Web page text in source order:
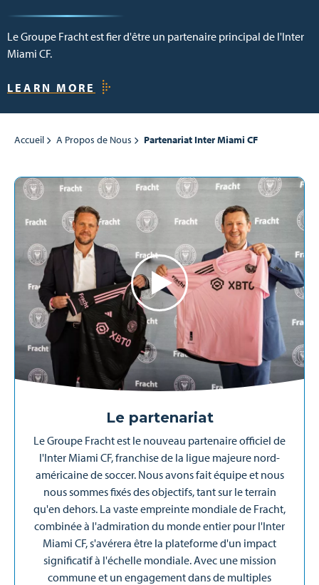
Le Groupe Fracht est fier d'être un partenaire principal de l'Inter
Miami CF.
LEARN MORE
Accueil A Propos de Nous Partenariat Inter Miami CF
Le partenariat
Le Groupe Fracht est le nouveau partenaire officiel de
l'Inter Miami CF, franchise de la ligue majeure nord-
américaine de soccer. Nous avons fait équipe et nous
nous sommes fixés des objectifs, tant sur le terrain
qu'en dehors. La vaste empreinte mondiale de Fracht,
combinée à l'admiration du monde entier pour l'Inter
Miami CF, s'avérera être la plateforme d'un impact
significatif à l'échelle mondiale. Avec une mission
commune et un engagement dans de multiples